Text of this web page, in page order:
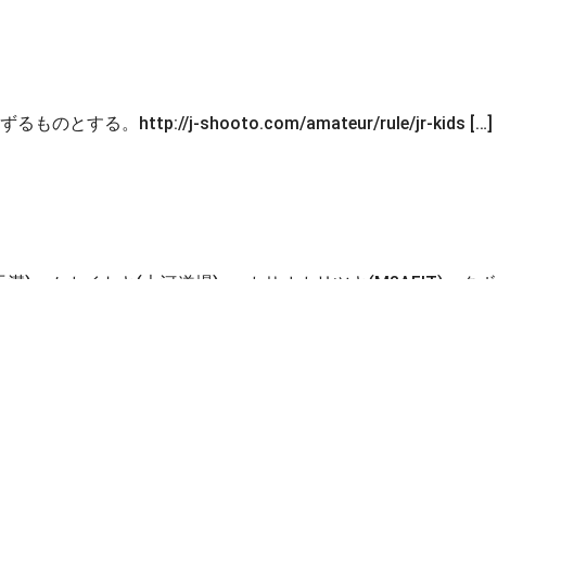
るものとする。http://j-shooto.com/amateur/rule/jr-kids […]
)▼ムカイトキ(大河道場) vs カサオカリツキ(M3AFIT)▼クボ